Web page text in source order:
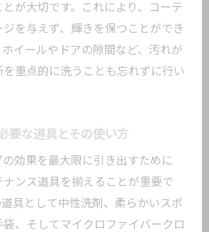
が大切です。これにより、コーテ
を与えず、輝きを保つことができ
イールやドアの隙間など、汚れが
重点的に洗うことも忘れずに行い
要な道具とその使い方
効果を最大限に引き出すために
ンス道具を揃えることが重要で
具として中性洗剤、柔らかいスポ
、そしてマイクロファイバークロ